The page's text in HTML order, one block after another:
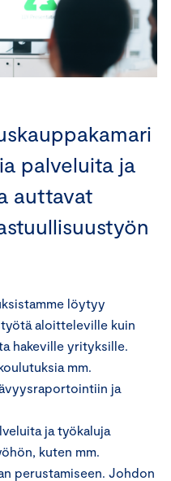
palveluita ja
auttavat
löytyy
aloitteleville kuin
hakeville yrityksille.
mm.
ja
ja työkaluja
kuten mm.
perustamiseen. Johdon